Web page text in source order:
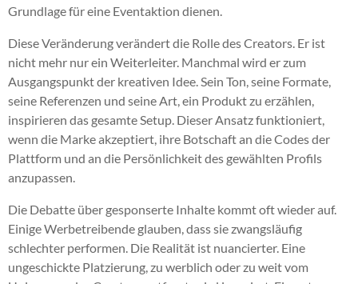
Grundlage für eine Eventaktion dienen.
Diese Veränderung verändert die Rolle des Creators. Er ist
nicht mehr nur ein Weiterleiter. Manchmal wird er zum
Ausgangspunkt der kreativen Idee. Sein Ton, seine Formate,
seine Referenzen und seine Art, ein Produkt zu erzählen,
inspirieren das gesamte Setup. Dieser Ansatz funktioniert,
wenn die Marke akzeptiert, ihre Botschaft an die Codes der
Plattform und an die Persönlichkeit des gewählten Profils
anzupassen.
Die Debatte über gesponserte Inhalte kommt oft wieder auf.
Einige Werbetreibende glauben, dass sie zwangsläufig
schlechter performen. Die Realität ist nuancierter. Eine
ungeschickte Platzierung, zu werblich oder zu weit vom